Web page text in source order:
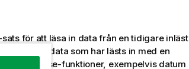
sats för att läsa in data från en tidigare inläst
för data som har lästs in med en
Qlik Sense-funktioner, exempelvis datum